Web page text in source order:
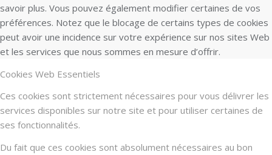
savoir plus. Vous pouvez également modifier certaines de vos
préférences. Notez que le blocage de certains types de cookies
peut avoir une incidence sur votre expérience sur nos sites Web
et les services que nous sommes en mesure d’offrir.
Cookies Web Essentiels
Ces cookies sont strictement nécessaires pour vous délivrer les
services disponibles sur notre site et pour utiliser certaines de
ses fonctionnalités.
Du fait que ces cookies sont absolument nécessaires au bon